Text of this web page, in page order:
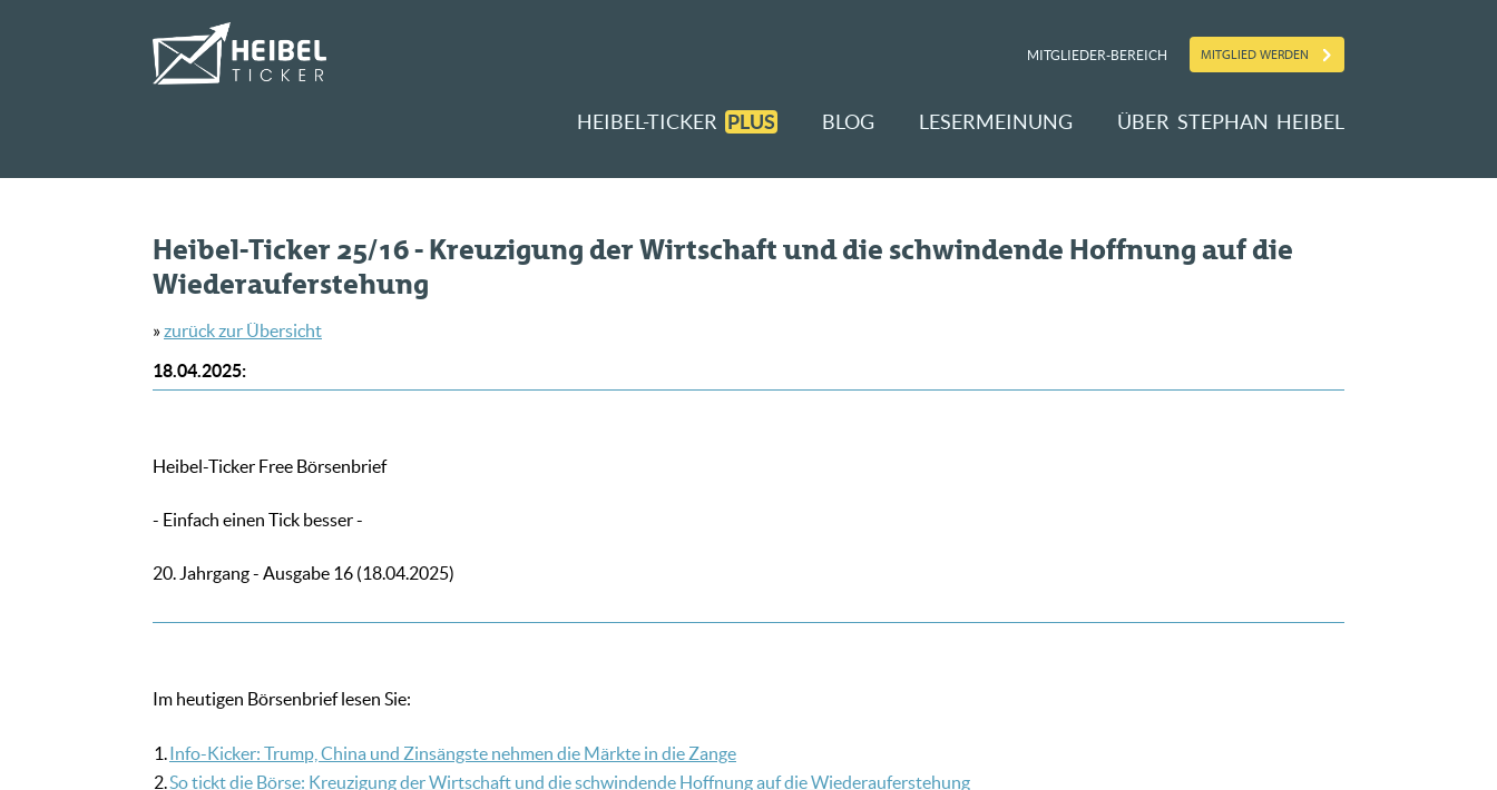
MITGLIEDER-BEREICH MITGLIED WERDEN
HEIBEL-TICKER PLUS BLOG LESERMEINUNG ÜBER STEPHAN HEIBEL
Heibel-Ticker 25/16 - Kreuzigung der Wirtschaft und die schwindende Hoffnung auf die
Wiederauferstehung
»zurück zur Übersicht
18.04.2025:
Heibel-Ticker Free Börsenbrief
- Einfach einen Tick besser -
20. Jahrgang - Ausgabe 16 (18.04.2025)
Im heutigen Börsenbrief lesen Sie:
1.Info-Kicker: Trump, China und Zinsängste nehmen die Märkte in die Zange
2.So tickt die Börse: Kreuzigung der Wirtschaft und die schwindende Hoffnung auf die Wiederauferstehung